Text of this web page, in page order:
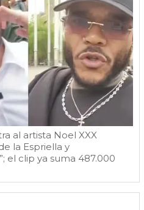
al artista Noel XXX
la Espriella y
el clip ya suma 487.000